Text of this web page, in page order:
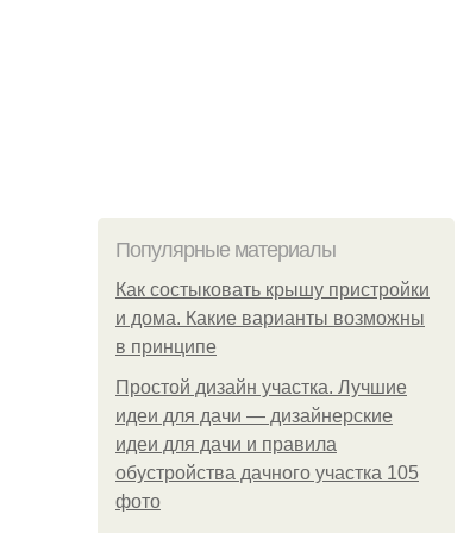
Популярные материалы
Как состыковать крышу пристройки
и дома. Какие варианты возможны
в принципе
Простой дизайн участка. Лучшие
идеи для дачи — дизайнерские
идеи для дачи и правила
обустройства дачного участка 105
фото